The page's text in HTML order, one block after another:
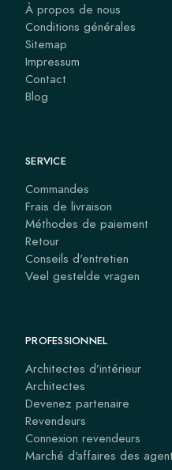
À propos de nous
Conditions générales
Sitemap
Impressum
Contact
Blog
SERVICE
Commandes
Frais de livraison
Méthodes de paiement
Retour
Conseils d'entretien
Veel gestelde vragen
PROFESSIONNEL
Architectes d’intérieur
Architectes
Devenez partenaire
Revendeurs
Connexion revendeurs
Marché d'affaires des